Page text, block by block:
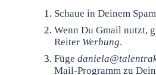
Schaue in Deinem
Wenn Du Gmail nutzt,
Reiter Werbung.
Füge
Mail-Programm zu